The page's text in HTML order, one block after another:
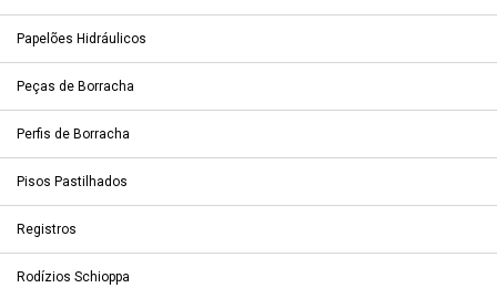
Papelões Hidráulicos
Peças de Borracha
Perfis de Borracha
Pisos Pastilhados
Registros
Rodízios Schioppa